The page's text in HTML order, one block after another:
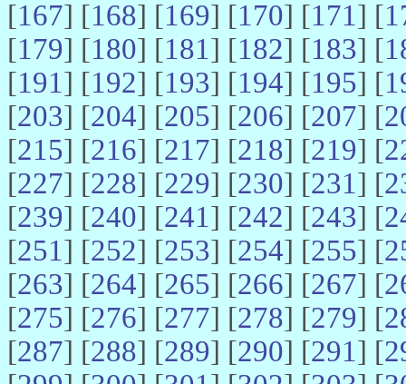
[167] [168] [169] [170] [171] [
[179] [180] [181] [182] [183] [
[191] [192] [193] [194] [195] [
[203] [204] [205] [206] [207] [
[215] [216] [217] [218] [219] [
[227] [228] [229] [230] [231] [
[239] [240] [241] [242] [243] [
[251] [252] [253] [254] [255] [
[263] [264] [265] [266] [267] [
[275] [276] [277] [278] [279] [
[287] [288] [289] [290] [291] [